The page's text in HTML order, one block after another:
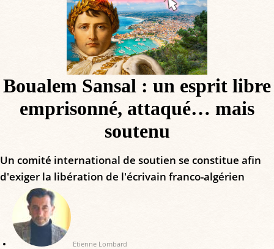
Boualem Sansal : un esprit libre
emprisonné, attaqué… mais
soutenu
Un comité international de soutien se constitue afin
d'exiger la libération de l'écrivain franco-algérien
Etienne Lombard